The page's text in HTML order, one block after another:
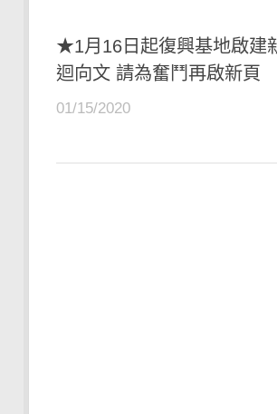
★1月16日起復興基地啟建
迴向文 請為奮鬥再啟新頁
01/15/2020